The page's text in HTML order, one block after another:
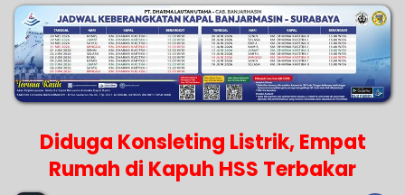
Diduga Konsleting Listrik, Empat
Rumah di Kapuh HSS Terbakar